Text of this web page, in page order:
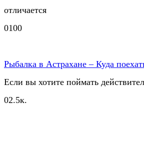
отличается
0100
Рыбалка в Астрахане – Куда
Если вы хотите поймать
02.5к.